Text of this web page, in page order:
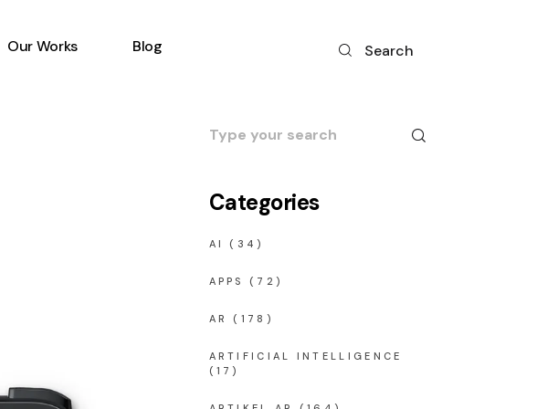
Our Works Blog Search
Search
for:
Categories
AI (34)
APPS (72)
AR (178)
ARTIFICIAL INTELLIGENCE
(17)